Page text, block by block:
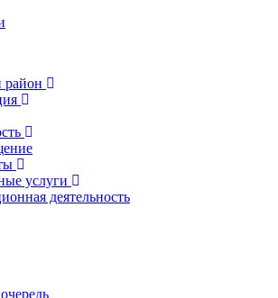
район
услуги
деятельность